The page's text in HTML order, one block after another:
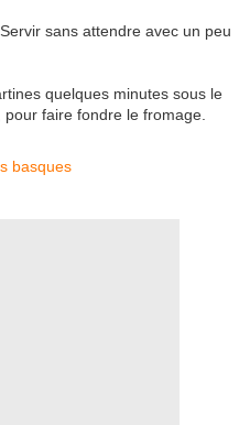
sans attendre avec un peu
quelques minutes sous le
faire fondre le fromage.